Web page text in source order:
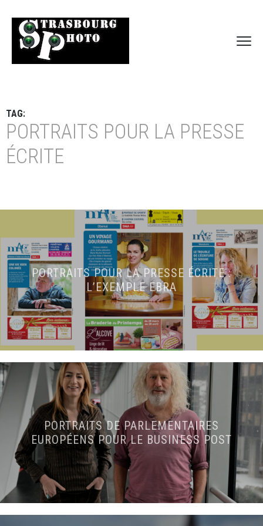
TAG:
PORTRAITS POUR LA PRESSE
ÉCRITE
PORTRAITS POUR LA PRESSE ÉCRITE :
L’EXEMPLE EBRA
PORTRAITS DE PARLEMENTAIRES
EUROPÉENS POUR LE BUSINESS POST